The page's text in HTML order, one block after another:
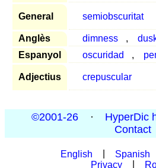
General semiobscuritat
Anglès
dimness ,
Espanyol
oscuridad ,
Adjectius crepuscular
©2001-26 · HyperDic
Contact
English Spanish
Privacy